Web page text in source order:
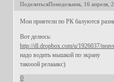
ПоделитьсяПонедельник, 16 апреля,
Мои приятели по РК балуются
Вот делюсь:
http://dl.dropbox.com/u/1926037/
надо водить мышкой по экрану
такооой релааакс)
0